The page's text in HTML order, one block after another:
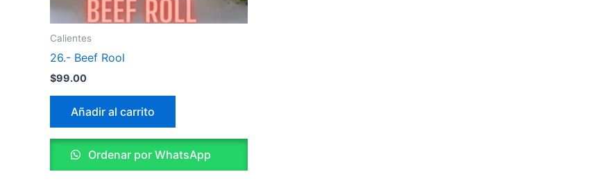
Calientes
26.- Beef Rool
$99.00
Añadir al carrito
Ordenar por WhatsApp